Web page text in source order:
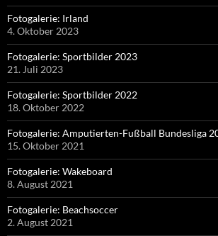
Fotogalerie: Irland
4. Oktober 2023
Fotogalerie: Sportbilder 2023
21. Juli 2023
Fotogalerie: Sportbilder 2022
18. Oktober 2022
Fotogalerie: Amputierten-Fußball Bundesliga
15. Oktober 2021
Fotogalerie: Wakeboard
8. August 2021
Fotogalerie: Beachsoccer
2. August 2021